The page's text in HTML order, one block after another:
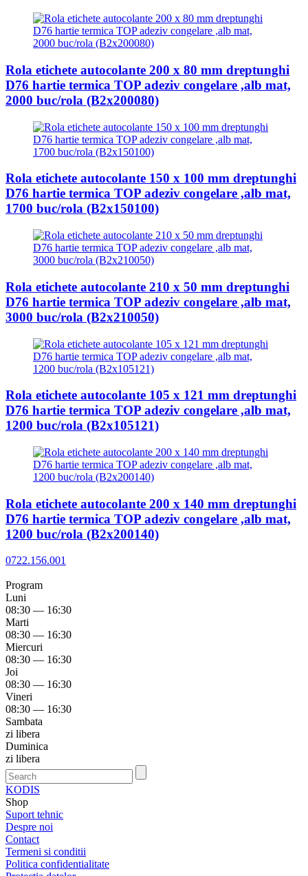
Rola etichete autocolante 200 x 80 mm dreptunghi
D76 hartie termica TOP adeziv congelare ,alb mat,
2000 buc/rola (B2x200080)
Rola etichete autocolante 150 x 100 mm dreptunghi
D76 hartie termica TOP adeziv congelare ,alb mat,
1700 buc/rola (B2x150100)
Rola etichete autocolante 210 x 50 mm dreptunghi
D76 hartie termica TOP adeziv congelare ,alb mat,
3000 buc/rola (B2x210050)
Rola etichete autocolante 105 x 121 mm dreptunghi
D76 hartie termica TOP adeziv congelare ,alb mat,
1200 buc/rola (B2x105121)
Rola etichete autocolante 200 x 140 mm dreptunghi
D76 hartie termica TOP adeziv congelare ,alb mat,
1200 buc/rola (B2x200140)
0722.156.001
Program
Luni
08:30 — 16:30
Marti
08:30 — 16:30
Miercuri
08:30 — 16:30
Joi
08:30 — 16:30
Vineri
08:30 — 16:30
Sambata
zi libera
Duminica
zi libera
KODIS
Shop
Suport tehnic
Despre noi
Contact
Termeni si conditii
Politica confidentialitate